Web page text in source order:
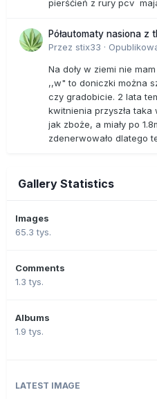
pierśćień z rury pcv
Półautomaty nasiona z
Przez stix33 ·
Na doły w ziemi nie
,,w" to doniczki można
czy gradobicie. 2 lata
kwitnienia przyszła taka
jak zboże, a miały po
zdenerwowało dlatego
Gallery Statistics
Images
65.3 tys.
Comments
1.3 tys.
Albums
1.9 tys.
LATEST IMAGE